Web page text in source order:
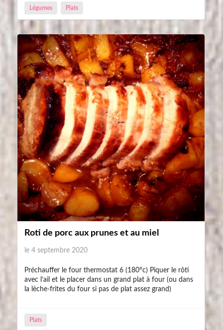
Légumes Plats
Roti de porc aux prunes et au miel
le 4 septembre 2020
Préchauffer le four thermostat 6 (180°c) Piquer le rôti
avec l’ail et le placer dans un grand plat à four (ou dans
la lèche-frites du four si pas de plat assez grand)
Plats